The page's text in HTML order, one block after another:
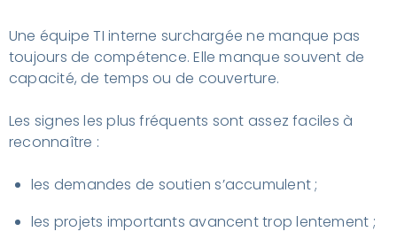
Une équipe TI interne surchargée ne manque pas
toujours de compétence. Elle manque souvent de
capacité, de temps ou de couverture.
Les signes les plus fréquents sont assez faciles à
reconnaître :
les demandes de soutien s’accumulent ;
les projets importants avancent trop lentement ;